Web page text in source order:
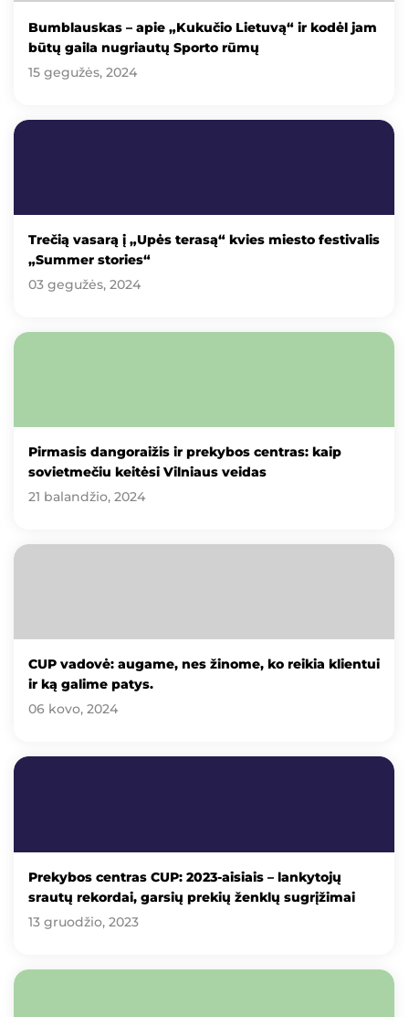
Bumblauskas – apie „Kukučio Lietuvą“ ir kodėl jam
būtų gaila nugriautų Sporto rūmų
15 gegužės, 2024
Trečią vasarą į „Upės terasą“ kvies miesto festivalis
„Summer stories“
03 gegužės, 2024
Pirmasis dangoraižis ir prekybos centras: kaip
sovietmečiu keitėsi Vilniaus veidas
21 balandžio, 2024
CUP vadovė: augame, nes žinome, ko reikia klientui
ir ką galime patys.
06 kovo, 2024
Prekybos centras CUP: 2023-aisiais – lankytojų
srautų rekordai, garsių prekių ženklų sugrįžimai
13 gruodžio, 2023